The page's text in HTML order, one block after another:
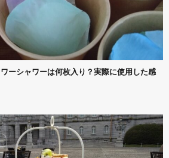
ーシャワーは何枚入り？実際に使用した感